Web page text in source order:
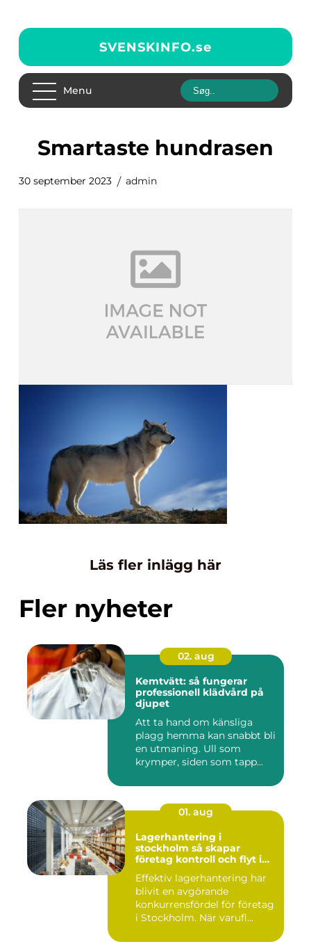
SVENSKINFO.se
Menu
smartaste hundrasen
30 september 2023 admin
Läs fler inlägg här
Fler nyheter
02. aug
Kemtvätt: så fungerar
professionell klädvård på
djupet
Att ta hand om känsliga
plagg hemma kan snabbt bli
en utmaning. Ull som
krymper, siden som tapp...
01. aug
Lagerhantering i
stockholm så skapar
företag kontroll och flyt i
Effektiv lagerhantering har
blivit en avgörande
konkurrensfördel för företag
i Stockholm. När varufl...